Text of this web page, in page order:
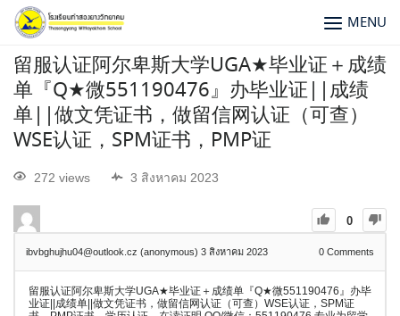
MENU
留服认证阿尔卑斯大学UGA★毕业证＋成绩
单『Q★微551190476』办毕业证||成绩
单||做文凭证书，做留信网认证（可查）
WSE认证，SPM证书，PMP证
272 views 3 สิงหาคม 2023
0
ibvbghujhu04@outlook.cz (anonymous) 3 สิงหาคม 2023 0 Comments
留服认证阿尔卑斯大学UGA★毕业证＋成绩单『Q★微551190476』办毕
业证||成绩单||做文凭证书，做留信网认证（可查）WSE认证，SPM证